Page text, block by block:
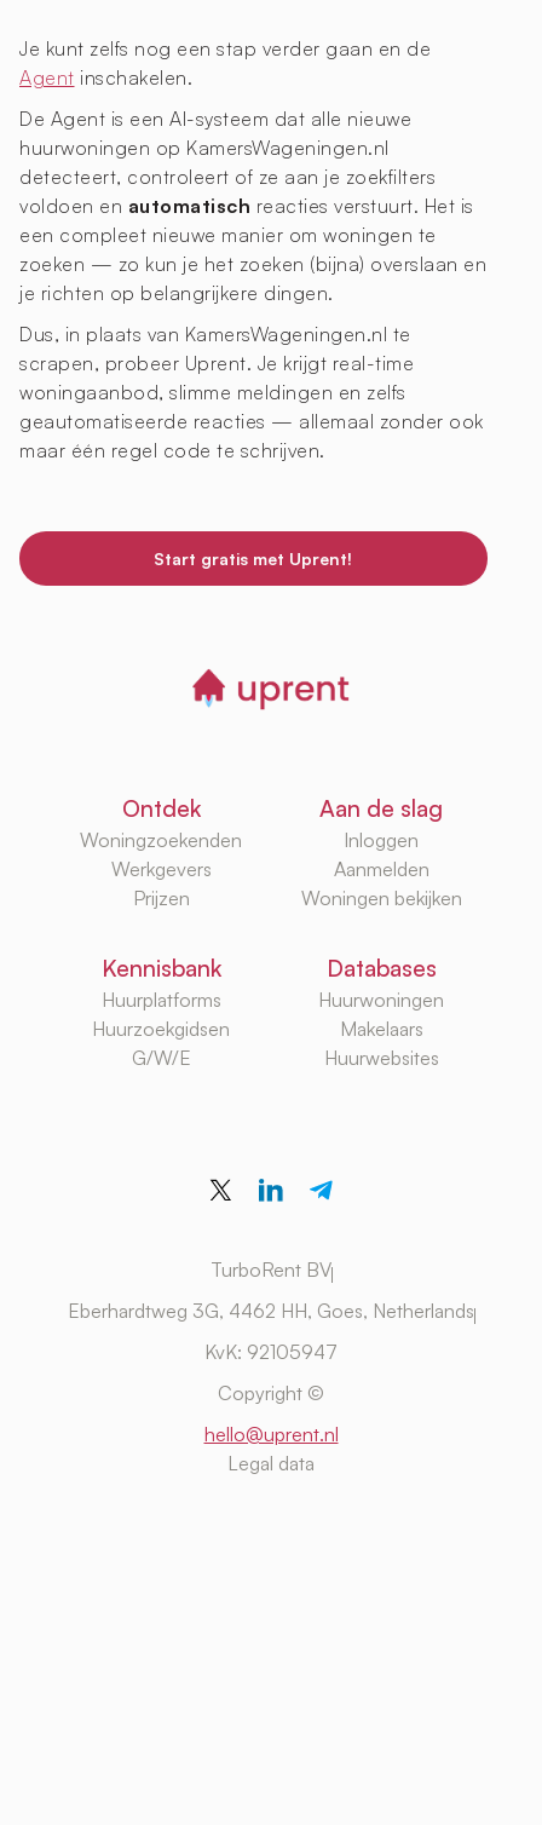
Je kunt zelfs nog een stap verder gaan en de
Agent inschakelen.
De Agent is een AI-systeem dat alle nieuwe
huurwoningen op KamersWageningen.nl
detecteert, controleert of ze aan je zoekfilters
voldoen en automatisch reacties verstuurt. Het is
een compleet nieuwe manier om woningen te
zoeken — zo kun je het zoeken (bijna) overslaan en
je richten op belangrijkere dingen.
Dus, in plaats van KamersWageningen.nl te
scrapen, probeer Uprent. Je krijgt real-time
woningaanbod, slimme meldingen en zelfs
geautomatiseerde reacties — allemaal zonder ook
maar één regel code te schrijven.
Start gratis met Uprent!
Ontdek
Woningzoekenden
Werkgevers
Prijzen
Aan de slag
Inloggen
Aanmelden
Woningen bekijken
Kennisbank
Huurplatforms
Huurzoekgidsen
G/W/E
Databases
Huurwoningen
Makelaars
Huurwebsites
TurboRent BV
Eberhardtweg 3G, 4462 HH, Goes, Netherlands
KvK: 92105947
Copyright ©
hello@uprent.nl
Legal data